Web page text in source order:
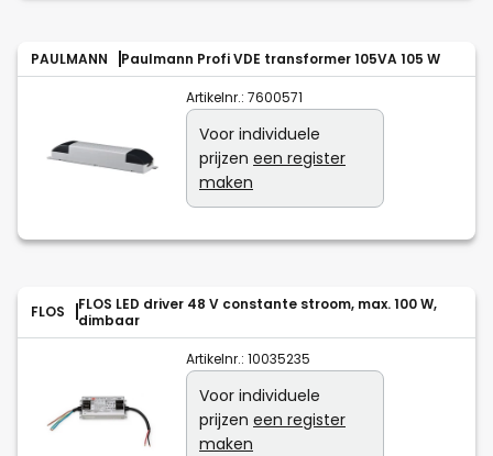
PAULMANN Paulmann Profi VDE transformer 105VA 105 W
Artikelnr.: 7600571
Voor individuele
prijzen een register
maken
FLOS
FLOS LED driver 48 V constante stroom, max. 100 W,
dimbaar
Artikelnr.: 10035235
Voor individuele
prijzen een register
maken